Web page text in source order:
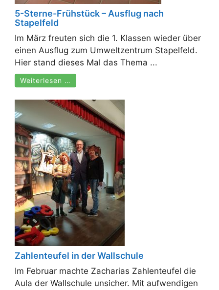
5-Sterne-Frühstück – Ausflug nach
Stapelfeld
Im März freuten sich die 1. Klassen wieder über
einen Ausflug zum Umweltzentrum Stapelfeld.
Hier stand dieses Mal das Thema ...
Weiterlesen …
Zahlenteufel in der Wallschule
Im Februar machte Zacharias Zahlenteufel die
Aula der Wallschule unsicher. Mit aufwendigen